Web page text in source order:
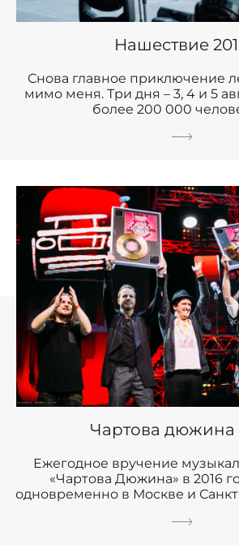
Нашествие
Снова главное приключение
мимо меня. Три дня – 3, 4 и 5
более 200 000
Чартова дюжина
Ежегодное вручение
«Чартова Дюжина» в 2016
одновременно в Москве и